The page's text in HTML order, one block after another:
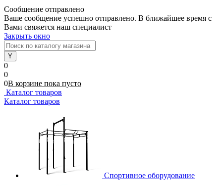
Сообщение отправлено
Ваше сообщение успешно отправлено. В ближайшее время с
Вами свяжется наш специалист
Закрыть окно
0
0
0В корзине пока пусто
Каталог товаров
Каталог товаров
Спортивное оборудование